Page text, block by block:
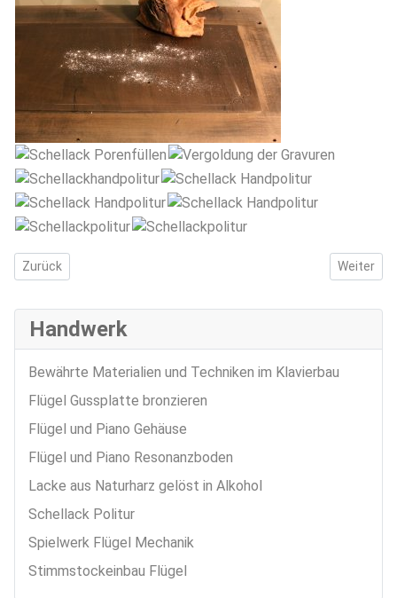
Vorheriger Beitrag: Spielwerk Flügel Mechanik
Zurück Nächster
Weiter
Handwerk
Bewährte Materialien und Techniken im Klavierbau
Flügel Gussplatte bronzieren
Flügel und Piano Gehäuse
Flügel und Piano Resonanzboden
Lacke aus Naturharz gelöst in Alkohol
Schellack Politur
Spielwerk Flügel Mechanik
Stimmstockeinbau Flügel